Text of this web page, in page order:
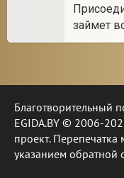
займет
Благотворительный
EGIDA.BY © 2006-
проект. Перепечатка
указанием обратной